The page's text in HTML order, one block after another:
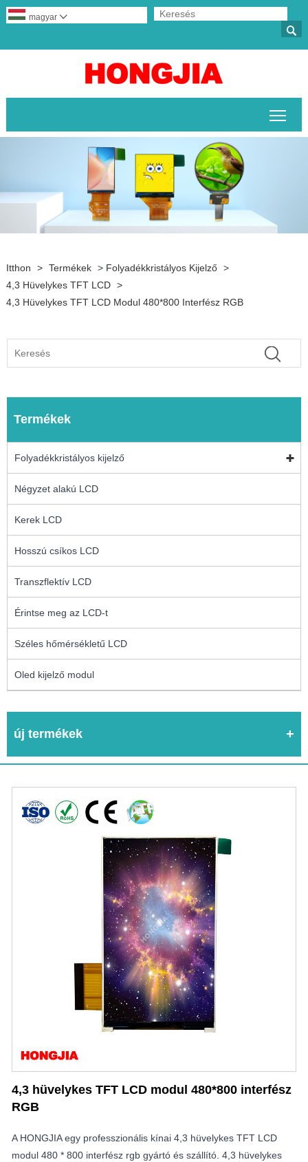

magyar 
Itthon > Termékek > Folyadékkristályos Kijelző >
4,3 Hüvelykes TFT LCD >
4,3 Hüvelykes TFT LCD Modul 480*800 Interfész RGB
Termékek
Folyadékkristályos kijelző
Négyzet alakú LCD
Kerek LCD
Hosszú csíkos LCD
Transzflektív LCD
Érintse meg az LCD-t
Széles hőmérsékletű LCD
Oled kijelző modul
új termékek
4,3 hüvelykes TFT LCD modul 480*800 interfész
RGB
A HONGJIA egy professzionális kínai 4,3 hüvelykes TFT LCD
modul 480 * 800 interfész rgb gyártó és szállító. 4,3 hüvelykes